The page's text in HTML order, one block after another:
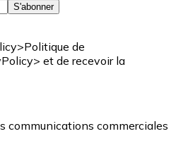
S'abonner
de
et de recevoir la
communications commerciales